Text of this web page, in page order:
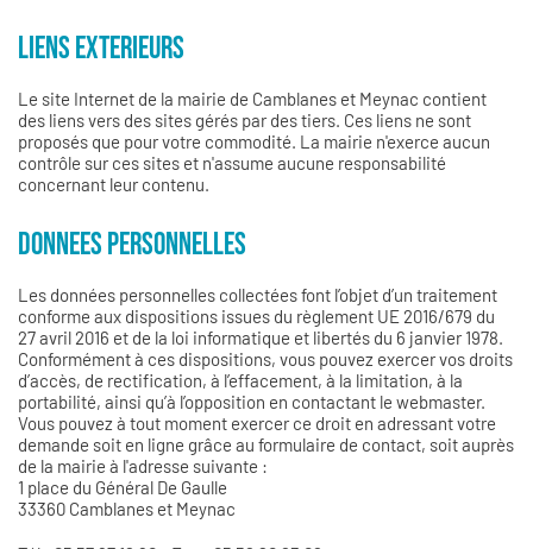
LIENS EXTERIEURS
Le site Internet de la mairie de Camblanes et Meynac contient
des liens vers des sites gérés par des tiers. Ces liens ne sont
proposés que pour votre commodité. La mairie n'exerce aucun
contrôle sur ces sites et n'assume aucune responsabilité
concernant leur contenu.
DONNEES PERSONNELLES
Les données personnelles collectées font l’objet d’un traitement
conforme aux dispositions issues du règlement UE 2016/679 du
27 avril 2016 et de la loi informatique et libertés du 6 janvier 1978.
Conformément à ces dispositions, vous pouvez exercer vos droits
d’accès, de rectification, à l’effacement, à la limitation, à la
portabilité, ainsi qu’à l’opposition en contactant le webmaster.
Vous pouvez à tout moment exercer ce droit en adressant votre
demande soit en ligne grâce au formulaire de contact, soit auprès
de la mairie à l'adresse suivante :
1 place du Général De Gaulle
33360 Camblanes et Meynac